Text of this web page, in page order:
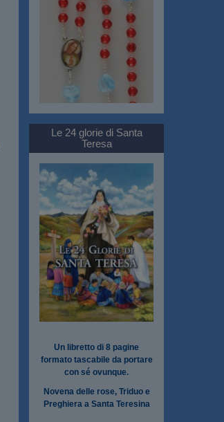
Le 24 glorie di Santa
Teresa
Un libretto di 8 pagine
formato tascabile da portare
con sé ovunque.
Novena delle rose, Triduo e
Preghiera a Santa Teresina